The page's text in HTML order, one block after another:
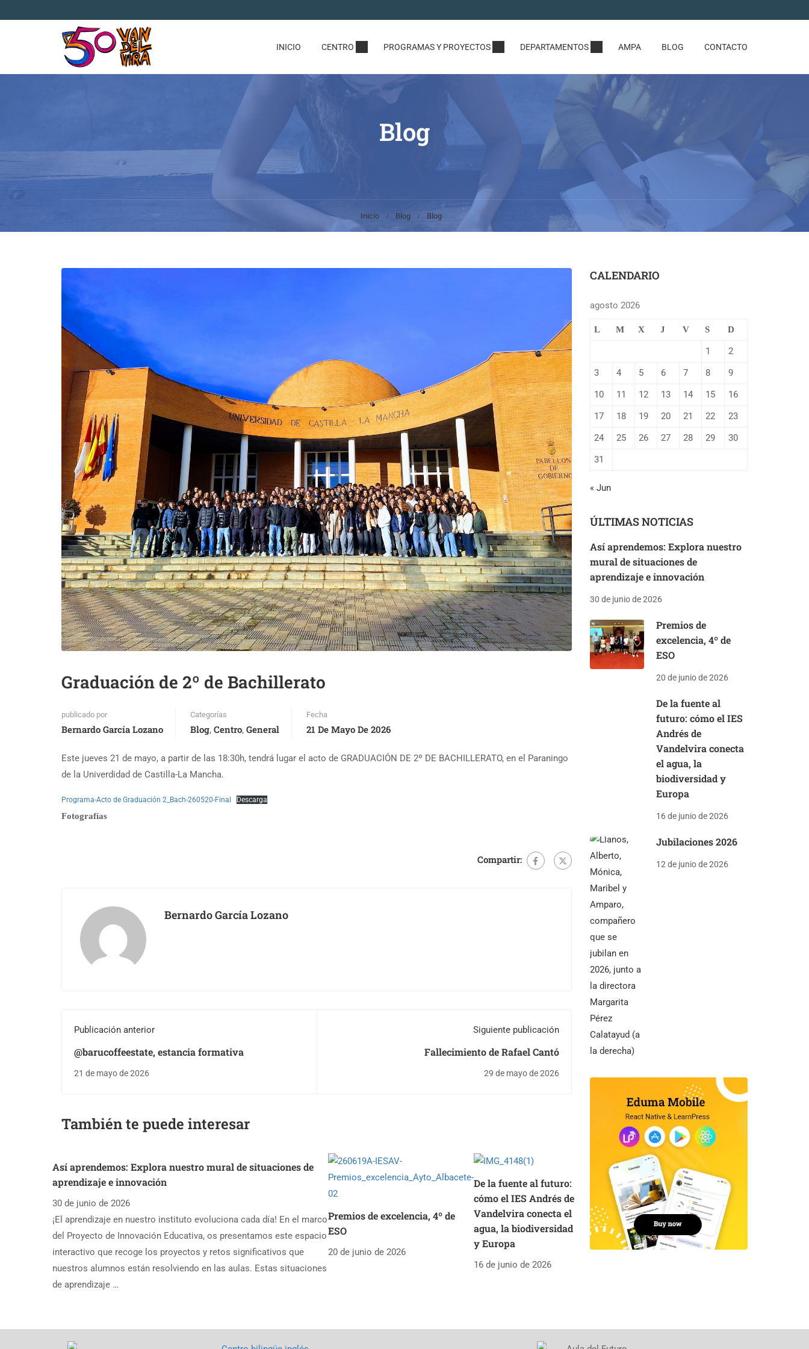
INICIO CENTRO PROGRAMAS Y PROYECTOS DEPARTAMENTOS AMPA BLOG CONTACTO
Blog
Inicio Blog Blog
Graduación de 2º de Bachillerato
publicado por
Bernardo García Lozano
Categorías
Blog, Centro, General
Fecha
21 De Mayo De 2026
Este jueves 21 de mayo, a partir de las 18:30h, tendrá lugar el acto de GRADUACIÓN DE 2º DE BACHILLERATO, en el Paraningo
de la Univerdidad de Castilla-La Mancha.
Programa-Acto de Graduación 2_Bach-260520-Final Descarga
Fotografías
Compartir:
Bernardo García Lozano
Publicación anterior
@barucoffeestate, estancia formativa
21 de mayo de 2026
Siguiente publicación
Fallecimiento de Rafael Cantó
29 de mayo de 2026
También te puede interesar
Así aprendemos: Explora nuestro mural de situaciones de
aprendizaje e innovación
30 de junio de 2026
¡El aprendizaje en nuestro instituto evoluciona cada día! En el marco
del Proyecto de Innovación Educativa, os presentamos este espacio
interactivo que recoge los proyectos y retos significativos que
nuestros alumnos están resolviendo en las aulas. Estas situaciones
de aprendizaje …
Premios de excelencia, 4º de
ESO
20 de junio de 2026
De la fuente al futuro:
cómo el IES Andrés de
Vandelvira conecta el
agua, la biodiversidad
y Europa
16 de junio de 2026
CALENDARIO
agosto 2026
L M X J V S D
1
2
3
4 5 6 7 8
9
10
11 12 13 14 15
16
17
18 19 20 21 22
23
24
25 26 27 28 29
30
31
« Jun
ÚLTIMAS NOTICIAS
Así aprendemos: Explora nuestro
mural de situaciones de
aprendizaje e innovación
30 de junio de 2026
Premios de
excelencia, 4º de
ESO
20 de junio de 2026
De la fuente al
futuro: cómo el IES
Andrés de
Vandelvira conecta
el agua, la
biodiversidad y
Europa
16 de junio de 2026
Jubilaciones 2026
12 de junio de 2026